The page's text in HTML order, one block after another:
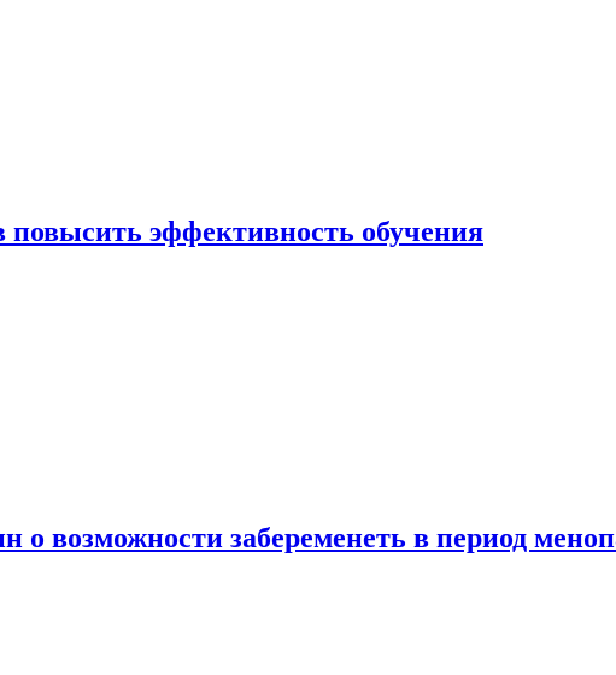
эффективность обучения
о возможности забеременеть в период